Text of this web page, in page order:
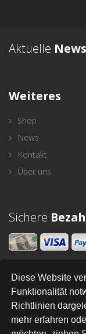
Diese Website
Funktionalität
Richtlinien
mehr erfahren
Aktuelle News
Weiteres
Shop
News
Kontakt
Über uns
Sichere
Newsletter